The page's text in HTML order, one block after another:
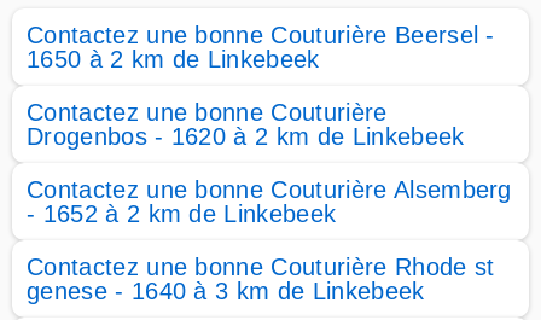
Contactez une bonne Couturière Beersel -
1650 à 2 km de Linkebeek
Contactez une bonne Couturière
Drogenbos - 1620 à 2 km de Linkebeek
Contactez une bonne Couturière Alsemberg
- 1652 à 2 km de Linkebeek
Contactez une bonne Couturière Rhode st
genese - 1640 à 3 km de Linkebeek